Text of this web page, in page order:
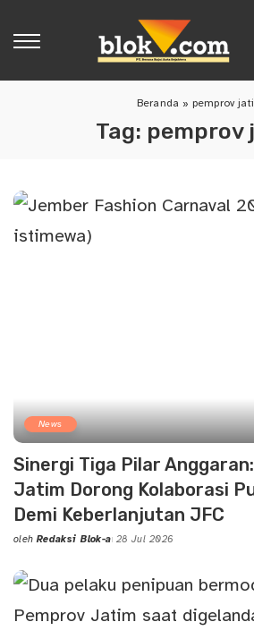
Beranda » pemprov
Tag: pemprov
News
Sinergi Tiga Pilar
Jatim Dorong Kolaborasi
Demi Keberlanjutan JFC
Posted
oleh Redaksi Blok-a 28 Jul 2026